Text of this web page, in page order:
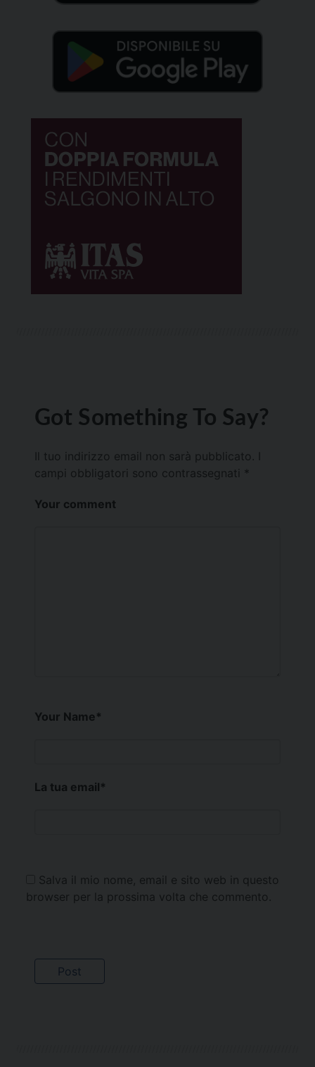
Got Something To Say?
Il tuo indirizzo email non sarà pubblicato.
campi obbligatori sono contrassegnati *
Your comment
Your Name*
La tua email*
Salva il mio nome, email e sito web in questo
browser per la prossima volta che commento.